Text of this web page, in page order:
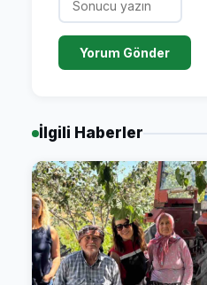
Yorum Gönder
İlgili Haberler